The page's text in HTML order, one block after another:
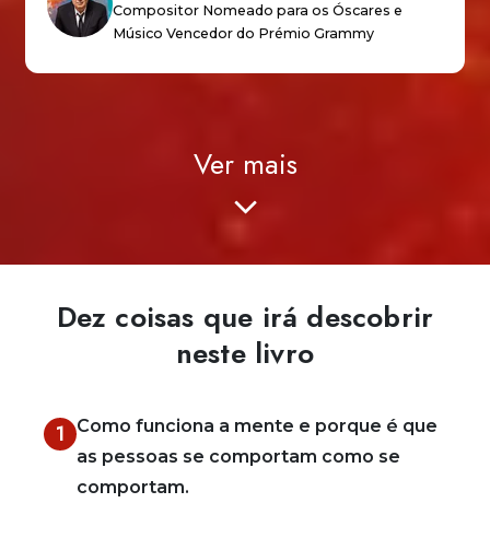
Compositor Nomeado para os Óscares e
Músico Vencedor do Prémio Grammy
Ver mais
Dez coisas que irá descobrir
neste livro
1
Como funciona a mente e porque é que
as pessoas se comportam como se
comportam.